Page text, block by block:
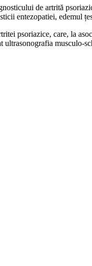
de artrită
entezopatiei, edemul
psoriazice, care, la
musculo-